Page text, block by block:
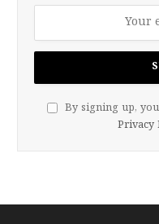
By signing up,
Privacy